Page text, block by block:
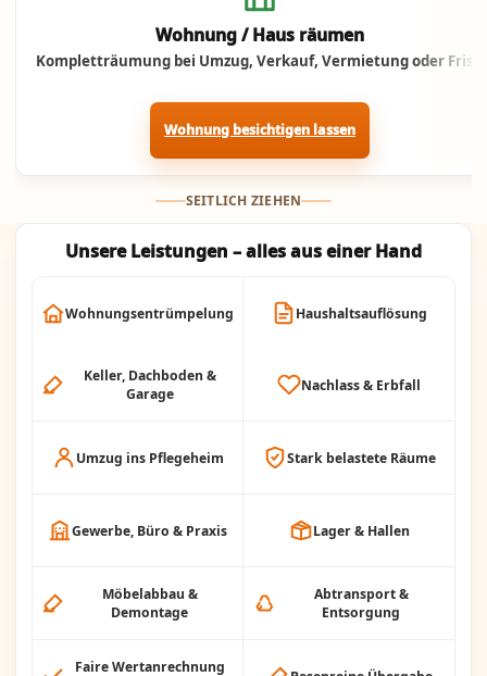
Jetzt anrufen
Wohnung / Haus räumen
Kompletträumung bei Umzug, Verkauf, Vermietung oder Frist.
Wohnung besichtigen lassen
SEITLICH ZIEHEN
Unsere Leistungen – alles aus einer Hand
Wohnungsentrümpelung Haushaltsauflösung
Keller, Dachboden &
Garage
Nachlass & Erbfall
Umzug ins Pflegeheim Stark belastete Räume
Gewerbe, Büro & Praxis Lager & Hallen
Möbelabbau &
Demontage
Abtransport &
Entsorgung
Faire Wertanrechnung